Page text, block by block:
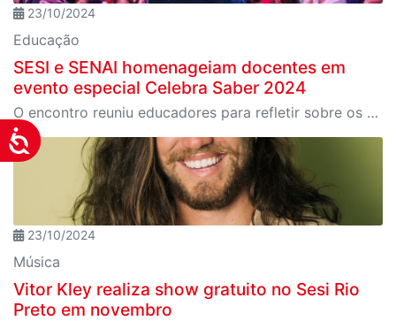
Acessibilidade
23/10/2024
Educação
SESI e SENAI homenageiam docentes em
evento especial Celebra Saber 2024
O encontro reuniu educadores para refletir sobre os desafios e as transformações da educação em tempos de inovação tecnológica
23/10/2024
Música
Vitor Kley realiza show gratuito no Sesi Rio
Preto em novembro